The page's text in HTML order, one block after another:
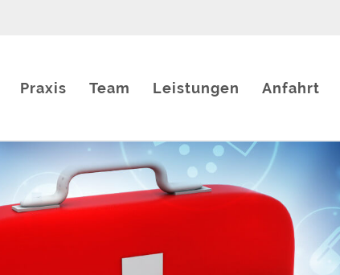
Praxis Team Leistungen Anfahrt